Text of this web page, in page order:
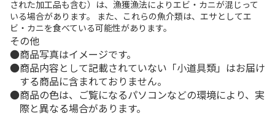
された加工品も含む）は、漁獲漁法によりエビ・カニが混じって
いる場合があります。 また、これらの魚介類は、エサとしてエ
ビ・カニを食べている可能性があります。
その他
商品写真はイメージです。
商品内容として記載されていない「小道具類」はお届け
する商品に含まれておりません。
商品の色は、ご覧になるパソコンなどの環境により、実
際と異なる場合があります。